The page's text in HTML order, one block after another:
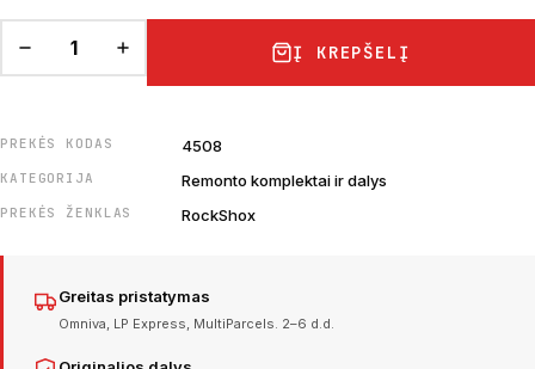
Į KREPŠELĮ
PREKĖS KODAS 4508
KATEGORIJA Remonto komplektai ir dalys
PREKĖS ŽENKLAS RockShox
Greitas pristatymas
Omniva, LP Express, MultiParcels. 2–6 d.d.